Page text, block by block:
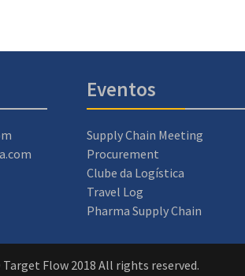
Eventos
Supply Chain Meeting
Procurement
Clube da Logística
Travel Log
Pharma Supply Chain
Flow 2018 All rights reserved.